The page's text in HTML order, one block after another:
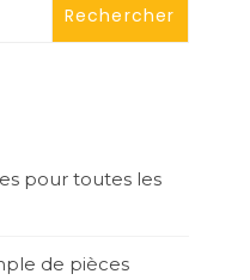
pour toutes les
de pièces